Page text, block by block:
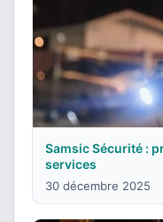
Samsic Sécurité :
services
30 décembre 2025